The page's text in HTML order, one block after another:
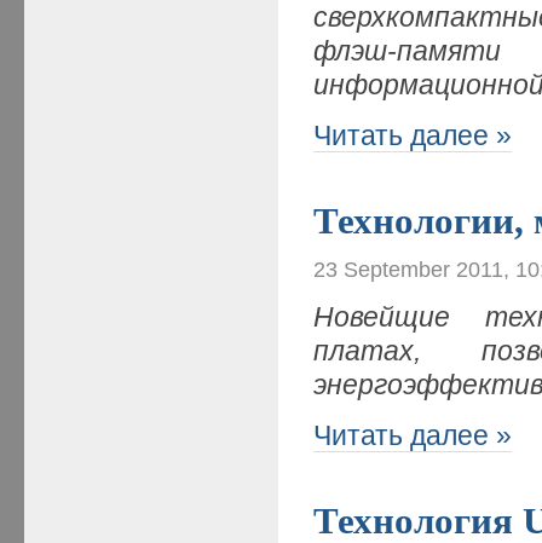
флэш-
Читать далее »
23 September 2011,
Новейщие
платах,
Читать далее »
Технология